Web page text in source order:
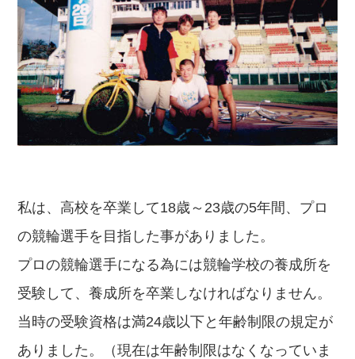
私は、高校を卒業して18歳～23歳の5年間、プロ
の競輪選手を目指した事がありました。
プロの競輪選手になる為には競輪学校の養成所を
受験して、養成所を卒業しなければなりません。
当時の受験資格は満24歳以下と年齢制限の規定が
ありました。（現在は年齢制限はなくなっていま